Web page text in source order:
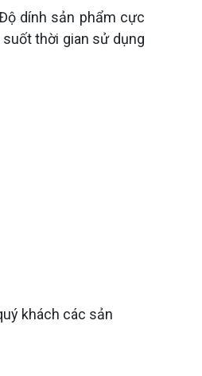
dính sản phẩm cực
thời gian sử dụng
khách các sản